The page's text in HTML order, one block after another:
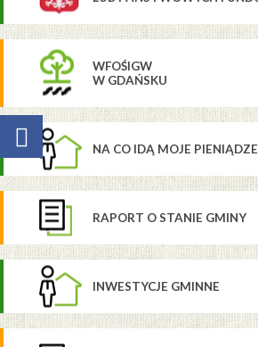
WFOŚIGW
W GDAŃSKU
NA CO IDĄ MOJE PIENIĄDZE
RAPORT O STANIE GMINY
INWESTYCJE GMINNE